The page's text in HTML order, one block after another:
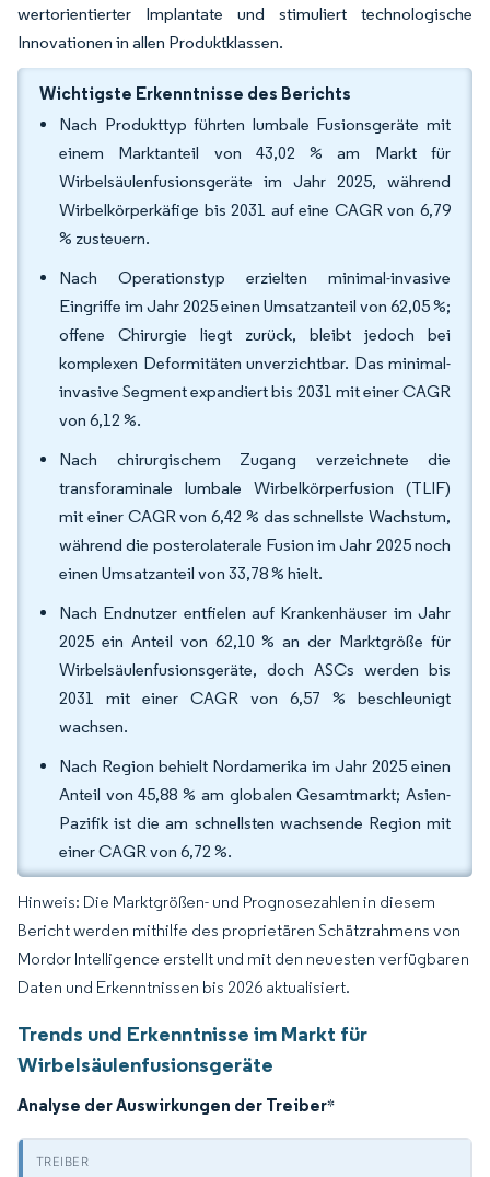
wertorientierter Implantate und stimuliert technologische
Innovationen in allen Produktklassen.
Wichtigste Erkenntnisse des Berichts
Nach Produkttyp führten lumbale Fusionsgeräte mit
einem Marktanteil von 43,02 % am Markt für
Wirbelsäulenfusionsgeräte im Jahr 2025, während
Wirbelkörperkäfige bis 2031 auf eine CAGR von 6,79
% zusteuern.
Nach Operationstyp erzielten minimal-invasive
Eingriffe im Jahr 2025 einen Umsatzanteil von 62,05 %;
offene Chirurgie liegt zurück, bleibt jedoch bei
komplexen Deformitäten unverzichtbar. Das minimal-
invasive Segment expandiert bis 2031 mit einer CAGR
von 6,12 %.
Nach chirurgischem Zugang verzeichnete die
transforaminale lumbale Wirbelkörperfusion (TLIF)
mit einer CAGR von 6,42 % das schnellste Wachstum,
während die posterolaterale Fusion im Jahr 2025 noch
einen Umsatzanteil von 33,78 % hielt.
Nach Endnutzer entfielen auf Krankenhäuser im Jahr
2025 ein Anteil von 62,10 % an der Marktgröße für
Wirbelsäulenfusionsgeräte, doch ASCs werden bis
2031 mit einer CAGR von 6,57 % beschleunigt
wachsen.
Nach Region behielt Nordamerika im Jahr 2025 einen
Anteil von 45,88 % am globalen Gesamtmarkt; Asien-
Pazifik ist die am schnellsten wachsende Region mit
einer CAGR von 6,72 %.
Hinweis: Die Marktgrößen- und Prognosezahlen in diesem
Bericht werden mithilfe des proprietären Schätzrahmens von
Mordor Intelligence erstellt und mit den neuesten verfügbaren
Daten und Erkenntnissen bis 2026 aktualisiert.
Trends und Erkenntnisse im Markt für
Wirbelsäulenfusionsgeräte
Analyse der Auswirkungen der Treiber*